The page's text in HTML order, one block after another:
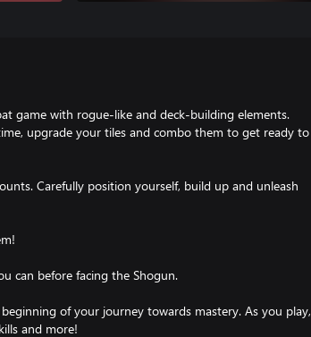
game with rogue-like and deck-building elements.
upgrade your tiles and combo them to get ready to
Carefully position yourself, build up and unleash
can before facing the Shogun.
of your journey towards mastery. As you play,
and more!